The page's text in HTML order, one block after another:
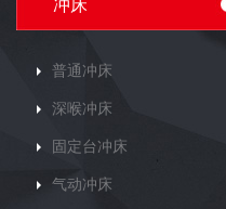
冲床
普通冲床
深喉冲床
固定台冲床
气动冲床